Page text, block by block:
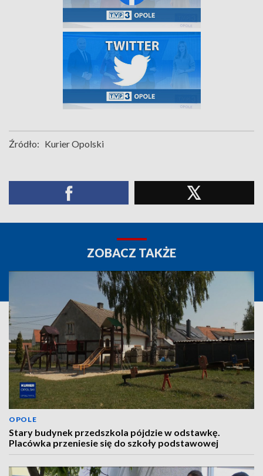
Źródło: Kurier Opolski
ZOBACZ TAKŻE
OPOLE
Stary budynek przedszkola pójdzie w odstawkę.
Placówka przeniesie się do szkoły podstawowej